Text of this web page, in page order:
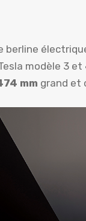
berline
modèle 3 et
mm grand et